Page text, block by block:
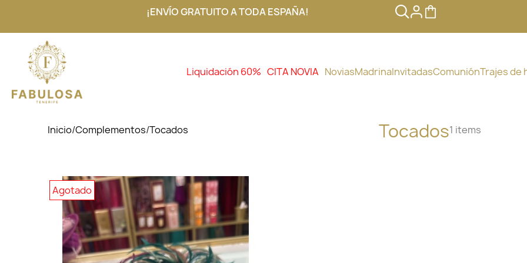
¡ENVÍO GRATUITO A TODA ESPAÑA!
Liquidación 60% CITA NOVIA NoviasMadrinaInvitadasComuniónTrajes de
Inicio/Complementos/Tocados Tocados1 items